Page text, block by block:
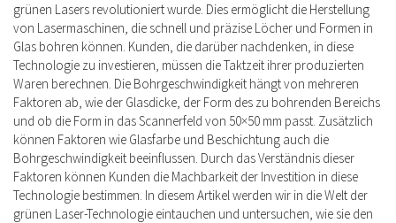
grünen Lasers revolutioniert wurde. Dies ermöglicht die Herstellung
von Lasermaschinen, die schnell und präzise Löcher und Formen in
Glas bohren können. Kunden, die darüber nachdenken, in diese
Technologie zu investieren, müssen die Taktzeit ihrer produzierten
Waren berechnen. Die Bohrgeschwindigkeit hängt von mehreren
Faktoren ab, wie der Glasdicke, der Form des zu bohrenden Bereichs
und ob die Form in das Scannerfeld von 50×50 mm passt. Zusätzlich
können Faktoren wie Glasfarbe und Beschichtung auch die
Bohrgeschwindigkeit beeinflussen. Durch das Verständnis dieser
Faktoren können Kunden die Machbarkeit der Investition in diese
Technologie bestimmen. In diesem Artikel werden wir in die Welt der
grünen Laser-Technologie eintauchen und untersuchen, wie sie den